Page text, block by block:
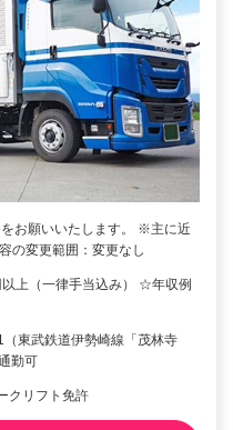
お願いいたします。 ※主に近
の変更範囲：変更なし
上（一律手当込み） ☆年収例
東武鉄道伊勢崎線「茂林寺
勤可
クリフト免許